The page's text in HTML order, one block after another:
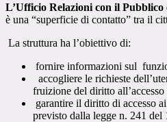
L’Ufficio Relazioni con il Pubblico
è una “superficie di contatto” tra il
La struttura ha l’obiettivo di:
fornire informazioni sul
accogliere le richieste
fruizione del diritto
garantire il diritto di accesso
previsto dalla legge n. 241 del